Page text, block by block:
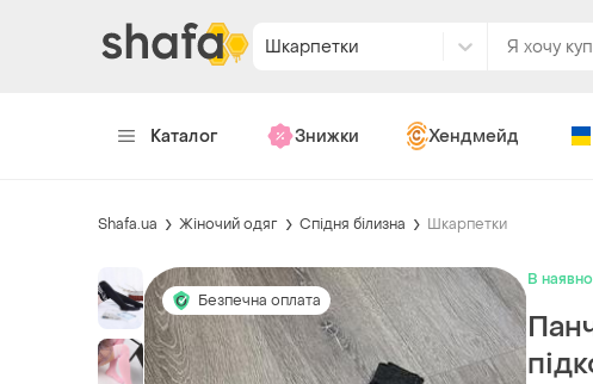
Шкарпетки
Каталог Знижки Хендмейд
Shafa.ua Жіночий одяг Спідня білизна Шкарпетки
Безпечна оплата
В